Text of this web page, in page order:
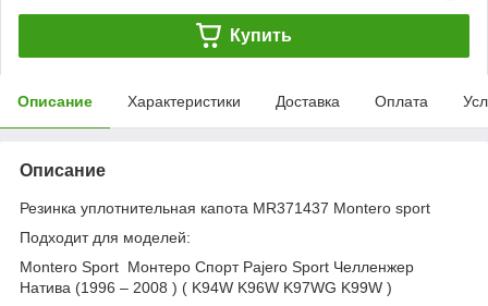
Купить
Описание Характеристики Доставка Оплата
Описание
Резинка уплотнительная капота MR371437 Montero sport
Подходит для моделей:
Montero Sport Монтеро Спорт Pajero Sport Челленжер
Натива (1996 – 2008 ) ( K94W K96W K97WG K99W )